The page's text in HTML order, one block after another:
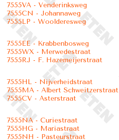
7555VA - Venderinksweg
7555CN - Johannaweg
7555LP - Woolderesweg
7555EE - Krabbenbosweg
7555WX - Merwedestraat
7555RJ - F. Hazemeijerstraat
7555HL - Nijverheidstraat
7555MA - Albert Schweitzerstraat
7555CV - Asterstraat
7555NA - Curiestraat
7555HG - Mariastraat
7555NH - Pasteurstraat